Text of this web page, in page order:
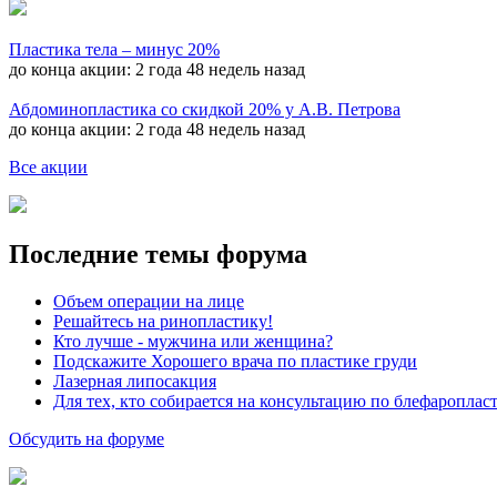
Пластика тела – минус 20%
до конца акции: 2 года 48 недель назад
Абдоминопластика со скидкой 20% у А.В. Петрова
до конца акции: 2 года 48 недель назад
Все акции
Последние темы форума
Объем операции на лице
Решайтесь на ринопластику!
Кто лучше - мужчина или женщина?
Подскажите Хорошего врача по пластике груди
Лазерная липосакция
Для тех, кто собирается на консультацию по
Обсудить на форуме